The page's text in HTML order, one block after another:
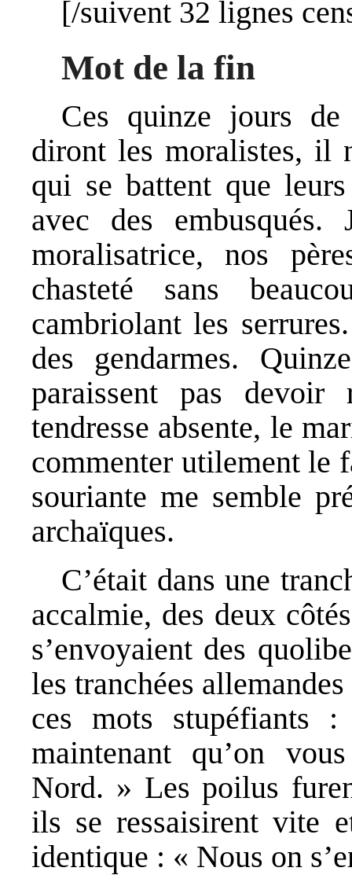
[/suivent 32 lignes
Mot de la fin
Ces quinze jours
diront les moralistes, il
qui se battent que
avec des
moralisatrice, nos
chasteté sans
cambriolant les
des gendarmes.
paraissent pas
tendresse absente, le
commenter utilement le
souriante me semble
archaïques.
C’était dans une
accalmie, des deux
s’envoyaient des
les tranchées
ces mots stupéfiants
maintenant qu’on
Nord. » Les poilus
ils se ressaisirent vite
identique : « Nous on